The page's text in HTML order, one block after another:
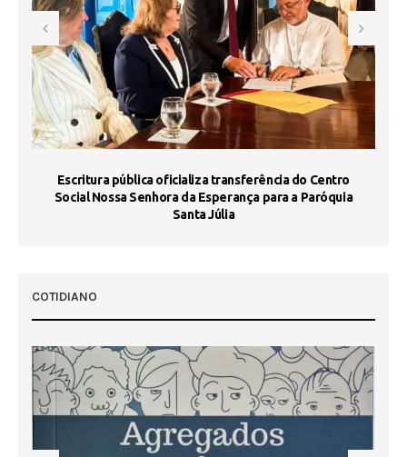
Escritura pública oficializa transferência do Centro
Social Nossa Senhora da Esperança para a Paróquia
Santa Júlia
COTIDIANO